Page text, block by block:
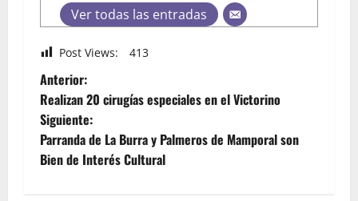
Ver todas las entradas
Post Views: 413
Anterior:
Realizan 20 cirugías especiales en el Victorino
Siguiente:
Parranda de La Burra y Palmeros de Mamporal son
Bien de Interés Cultural